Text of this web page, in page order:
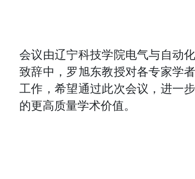
会议由辽宁科技学院电气与自动
致辞中，罗旭东教授对各专家学
工作，希望通过此次会议，进一
的更高质量学术价值。